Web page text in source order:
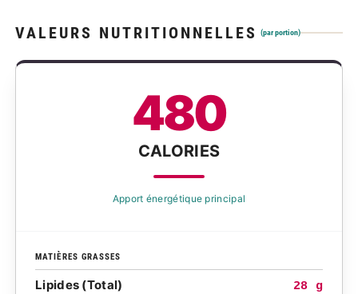
VALEURS NUTRITIONNELLES (par portion)
480
CALORIES
Apport énergétique principal
MATIÈRES GRASSES
Lipides (Total)
28 g